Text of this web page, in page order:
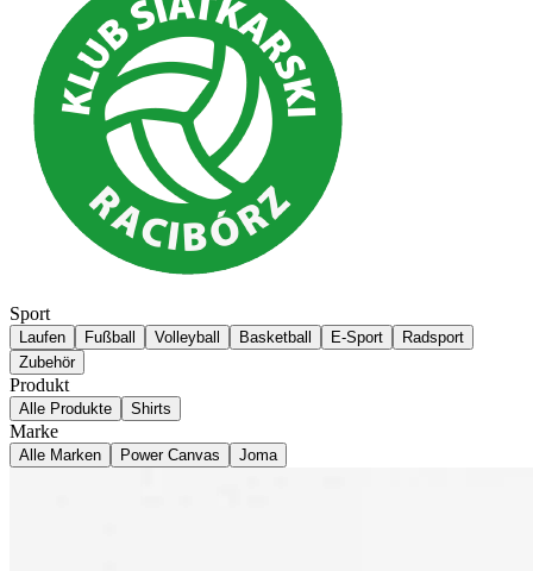
Sport
Laufen Fußball Volleyball Basketball E-Sport
Radsport
Zubehör
Produkt
Alle Produkte Shirts
Marke
Alle Marken Power Canvas Joma